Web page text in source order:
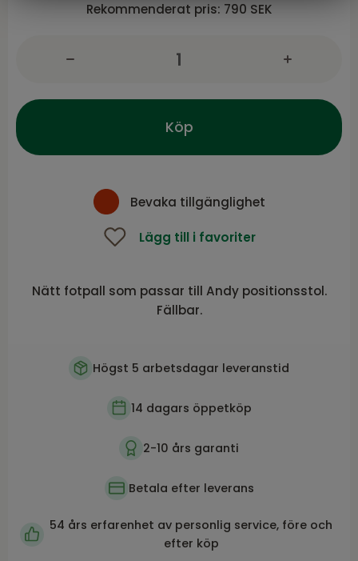
Rekommenderat pris: 790 SEK
Köp
Bevaka tillgänglighet
Lägg till i favoriter
Nätt fotpall som passar till Andy positionsstol.
Fällbar.
Högst 5 arbetsdagar leveranstid
14 dagars öppetköp
2-10 års garanti
Betala efter leverans
54 års erfarenhet av personlig service, före och
efter köp